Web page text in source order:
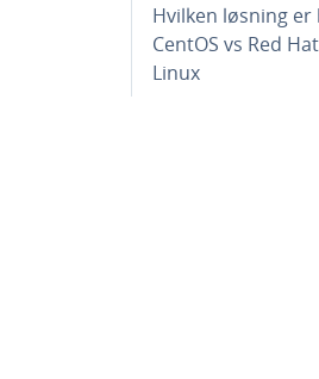
Hvilken løsning er
CentOS vs Red
Linux